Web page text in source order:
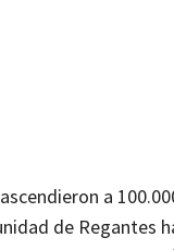
a
de Regantes